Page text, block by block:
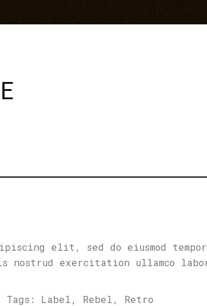
elit, sed do eiusmod
nostrud exercitation ullamco
Tags: Label, Rebel, Retro